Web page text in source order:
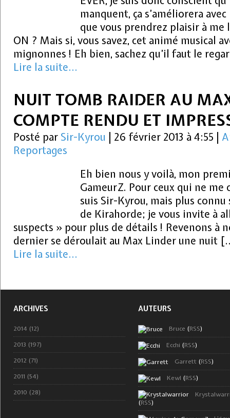
manquent, ça s’améliorera
que vous prendrez plaisir à me
ON ? Mais si, vous savez, cet animé musical
mignonnes ! Eh bien, sachez qu’il faut le
Lire la suite...
NUIT TOMB RAIDER AU
COMPTE RENDU ET
Posté par Sir-Kyrou 26 février 2013 à 4:55
Reportages
Eh bien nous y voilà, mon
GameurZ. Pour ceux qui ne me
suis Sir-Kyrou, mais plus
de Kirahorde; je vous invite à
suspects » pour plus de détails ! Revenons à
dernier se déroulait au Max Linder une nuit
Lire la suite...
ARCHIVES
2014 (12)
2013 (197)
2012 (71)
2011 (54)
2010 (28)
AUTEURS
Bruce (RSS)
Ecchi (RSS)
Garrett (RSS)
Kewl (RSS)
(RSS)